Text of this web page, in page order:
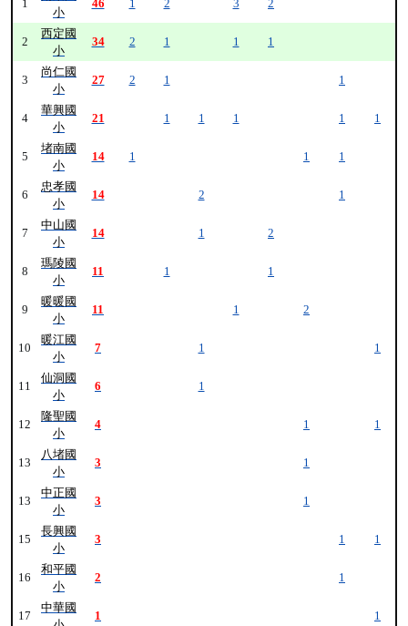
1
小
46 1 2 3 2
2
西定國
小
34 2 1 1 1
3
尚仁國
小
27 2 1 1
4
華興國
小
21 1 1 1 1 1
5
堵南國
小
14 1 1 1
6
忠孝國
小
14 2 1
7
中山國
小
14 1 2
8
瑪陵國
小
11 1 1
9
暖暖國
小
11 1 2
10
暖江國
小
7 1 1
11
仙洞國
小
6 1
12
隆聖國
小
4 1 1
13
八堵國
小
3 1
13
中正國
小
3 1
15
長興國
小
3 1 1
16
和平國
小
2 1
17
中華國
1 1